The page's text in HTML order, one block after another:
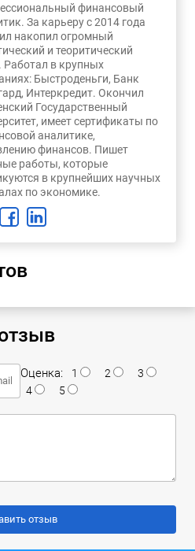
финансовый
За карьеру с 2014 года
накопил огромный
и теоритический
Работал в крупных
Быстроденьги, Банк
Интеркредит. Окончил
Государственный
имеет сертификаты по
аналитике,
финансов. Пишет
работы, которые
в крупнейших научных
по экономике.
Оценка: 1 2
3
4
5